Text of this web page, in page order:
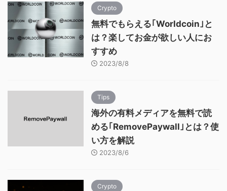
Crypto
無料でもらえる｢Worldcoin｣と
は？楽してお金が欲しい人にお
すすめ
2023/8/8
Tips
海外の有料メディアを無料で読
める｢RemovePaywall｣とは？使
い方を解説
2023/8/6
Crypto